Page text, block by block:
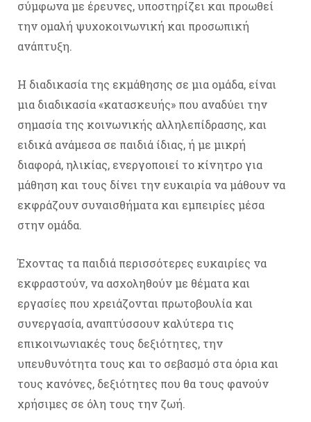
σύμφωνα με έρευνες, υποστηρίζει και προωθεί
την ομαλή ψυχοκοινωνική και προσωπική
ανάπτυξη.
Η διαδικασία της εκμάθησης σε μια ομάδα, είναι
μια διαδικασία «κατασκευής» που αναδύει την
σημασία της κοινωνικής αλληλεπίδρασης, και
ειδικά ανάμεσα σε παιδιά ίδιας, ή με μικρή
διαφορά, ηλικίας, ενεργοποιεί το κίνητρο για
μάθηση και τους δίνει την ευκαιρία να μάθουν να
εκφράζουν συναισθήματα και εμπειρίες μέσα
στην ομάδα.
Έχοντας τα παιδιά περισσότερες ευκαιρίες να
εκφραστούν, να ασχοληθούν με θέματα και
εργασίες που χρειάζονται πρωτοβουλία και
συνεργασία, αναπτύσσουν καλύτερα τις
επικοινωνιακές τους δεξιότητες, την
υπευθυνότητα τους και το σεβασμό στα όρια και
τους κανόνες, δεξιότητες που θα τους φανούν
χρήσιμες σε όλη τους την ζωή.